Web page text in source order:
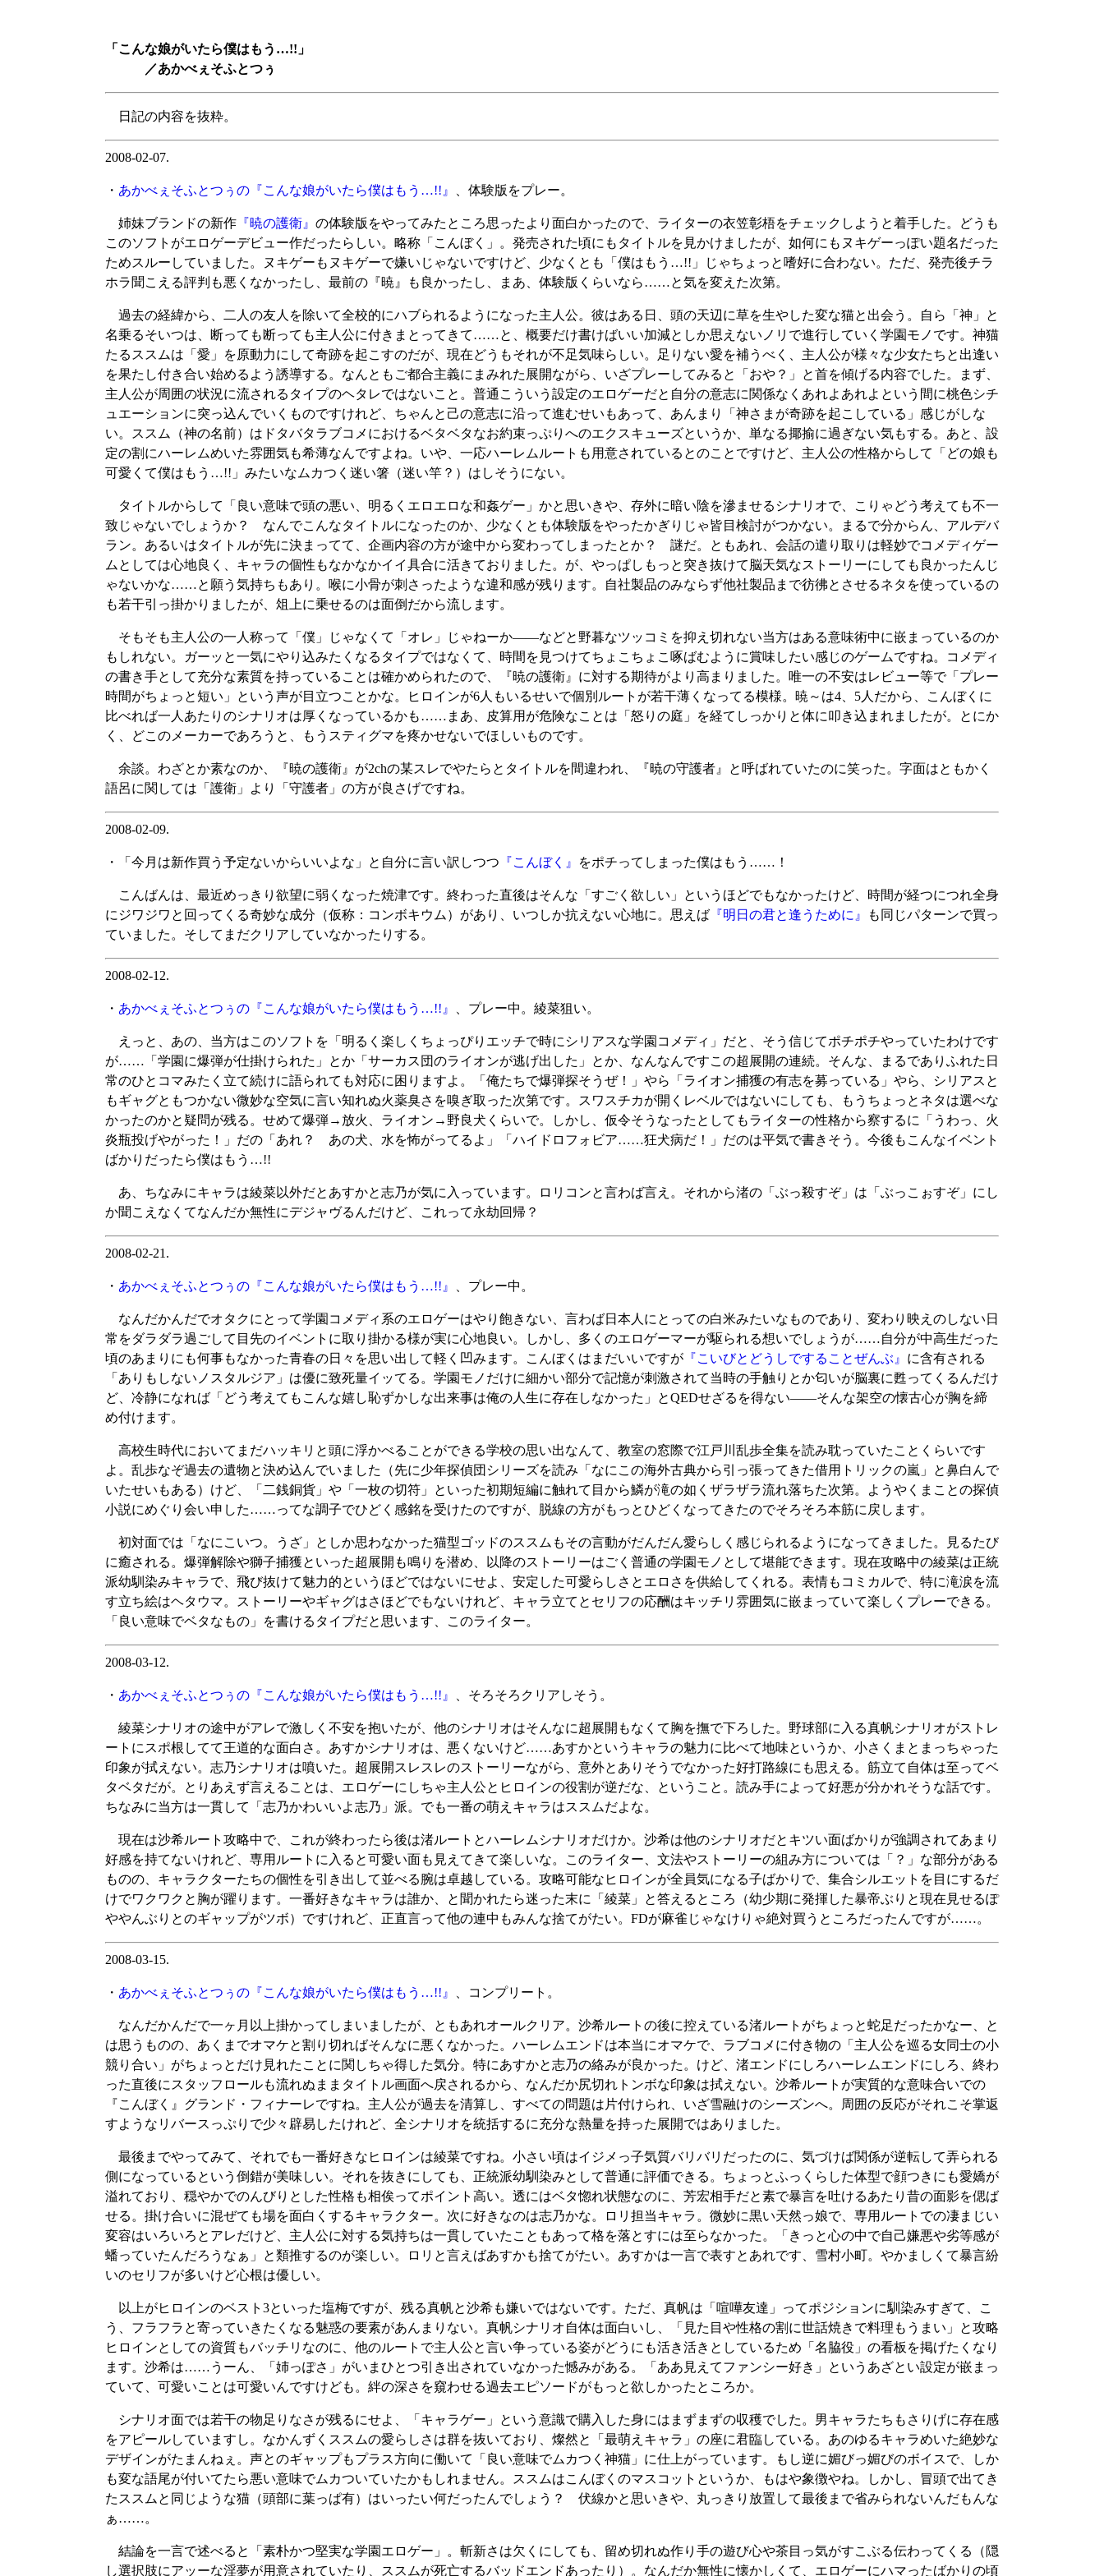
「こんな娘がいたら僕はもう…!!」
／あかべぇそふとつぅ
日記の内容を抜粋。
2008-02-07.
・ あかべぇそふとつぅの『こんな娘がいたら僕はもう…!!』 、体験版をプレー。
姉妹ブランドの新作 『暁の護衛』 の体験版をやってみたところ思ったより面白かったので、ライターの衣笠彰梧をチェックしようと着手した。どうも
このソフトがエロゲーデビュー作だったらしい。略称「こんぼく」。発売された頃にもタイトルを見かけましたが、如何にもヌキゲーっぽい題名だった
ためスルーしていました。ヌキゲーもヌキゲーで嫌いじゃないですけど、少なくとも「僕はもう…!!」じゃちょっと嗜好に合わない。ただ、発売後チラ
ホラ聞こえる評判も悪くなかったし、最前の『暁』も良かったし、まあ、体験版くらいなら……と気を変えた次第。
過去の経緯から、二人の友人を除いて全校的にハブられるようになった主人公。彼はある日、頭の天辺に草を生やした変な猫と出会う。自ら「神」と
名乗るそいつは、断っても断っても主人公に付きまとってきて……と、概要だけ書けばいい加減としか思えないノリで進行していく学園モノです。神猫
たるススムは「愛」を原動力にして奇跡を起こすのだが、現在どうもそれが不足気味らしい。足りない愛を補うべく、主人公が様々な少女たちと出逢い
を果たし付き合い始めるよう誘導する。なんともご都合主義にまみれた展開ながら、いざプレーしてみると「おや？」と首を傾げる内容でした。まず、
主人公が周囲の状況に流されるタイプのヘタレではないこと。普通こういう設定のエロゲーだと自分の意志に関係なくあれよあれよという間に桃色シチ
ュエーションに突っ込んでいくものですけれど、ちゃんと己の意志に沿って進むせいもあって、あんまり「神さまが奇跡を起こしている」感じがしな
い。ススム（神の名前）はドタバタラブコメにおけるベタベタなお約束っぷりへのエクスキューズというか、単なる揶揄に過ぎない気もする。あと、設
定の割にハーレムめいた雰囲気も希薄なんですよね。いや、一応ハーレムルートも用意されているとのことですけど、主人公の性格からして「どの娘も
可愛くて僕はもう…!!」みたいなムカつく迷い箸（迷い竿？）はしそうにない。
タイトルからして「良い意味で頭の悪い、明るくエロエロな和姦ゲー」かと思いきや、存外に暗い陰を滲ませるシナリオで、こりゃどう考えても不一
致じゃないでしょうか？ なんでこんなタイトルになったのか、少なくとも体験版をやったかぎりじゃ皆目検討がつかない。まるで分からん、アルデバ
ラン。あるいはタイトルが先に決まってて、企画内容の方が途中から変わってしまったとか？ 謎だ。ともあれ、会話の遣り取りは軽妙でコメディゲー
ムとしては心地良く、キャラの個性もなかなかイイ具合に活きておりました。が、やっぱしもっと突き抜けて脳天気なストーリーにしても良かったんじ
ゃないかな……と願う気持ちもあり。喉に小骨が刺さったような違和感が残ります。自社製品のみならず他社製品まで彷彿とさせるネタを使っているの
も若干引っ掛かりましたが、俎上に乗せるのは面倒だから流します。
そもそも主人公の一人称って「僕」じゃなくて「オレ」じゃねーか――などと野暮なツッコミを抑え切れない当方はある意味術中に嵌まっているのか
もしれない。ガーッと一気にやり込みたくなるタイプではなくて、時間を見つけてちょこちょこ啄ばむように賞味したい感じのゲームですね。コメディ
の書き手として充分な素質を持っていることは確かめられたので、『暁の護衛』に対する期待がより高まりました。唯一の不安はレビュー等で「プレー
時間がちょっと短い」という声が目立つことかな。ヒロインが6人もいるせいで個別ルートが若干薄くなってる模様。暁～は4、5人だから、こんぼくに
比べれば一人あたりのシナリオは厚くなっているかも……まあ、皮算用が危険なことは「怒りの庭」を経てしっかりと体に叩き込まれましたが。とにか
く、どこのメーカーであろうと、もうスティグマを疼かせないでほしいものです。
余談。わざとか素なのか、『暁の護衛』が2chの某スレでやたらとタイトルを間違われ、『暁の守護者』と呼ばれていたのに笑った。字面はともかく
語呂に関しては「護衛」より「守護者」の方が良さげですね。
2008-02-09.
・「今月は新作買う予定ないからいいよな」と自分に言い訳しつつ 『こんぼく』 をポチってしまった僕はもう……！
こんばんは、最近めっきり欲望に弱くなった焼津です。終わった直後はそんな「すごく欲しい」というほどでもなかったけど、時間が経つにつれ全身
にジワジワと回ってくる奇妙な成分（仮称：コンボキウム）があり、いつしか抗えない心地に。思えば 『明日の君と逢うために』
も同じパターンで買っ
ていました。そしてまだクリアしていなかったりする。
2008-02-12.
・ あかべぇそふとつぅの『こんな娘がいたら僕はもう…!!』 、プレー中。綾菜狙い。
えっと、あの、当方はこのソフトを「明るく楽しくちょっぴりエッチで時にシリアスな学園コメディ」だと、そう信じてポチポチやっていたわけです
が……「学園に爆弾が仕掛けられた」とか「サーカス団のライオンが逃げ出した」とか、なんなんですこの超展開の連続。そんな、まるでありふれた日
常のひとコマみたく立て続けに語られても対応に困りますよ。「俺たちで爆弾探そうぜ！」やら「ライオン捕獲の有志を募っている」やら、シリアスと
もギャグともつかない微妙な空気に言い知れぬ火薬臭さを嗅ぎ取った次第です。スワスチカが開くレベルではないにしても、もうちょっとネタは選べな
かったのかと疑問が残る。せめて爆弾→放火、ライオン→野良犬くらいで。しかし、仮令そうなったとしてもライターの性格から察するに「うわっ、火
炎瓶投げやがった！」だの「あれ？ あの犬、水を怖がってるよ」「ハイドロフォビア……狂犬病だ！」だのは平気で書きそう。今後もこんなイベント
ばかりだったら僕はもう…!!
あ、ちなみにキャラは綾菜以外だとあすかと志乃が気に入っています。ロリコンと言わば言え。それから渚の「ぶっ殺すぞ」は「ぶっこぉすぞ」にし
か聞こえなくてなんだか無性にデジャヴるんだけど、これって永劫回帰？
2008-02-21.
・ あかべぇそふとつぅの『こんな娘がいたら僕はもう…!!』 、プレー中。
なんだかんだでオタクにとって学園コメディ系のエロゲーはやり飽きない、言わば日本人にとっての白米みたいなものであり、変わり映えのしない日
常をダラダラ過ごして目先のイベントに取り掛かる様が実に心地良い。しかし、多くのエロゲーマーが駆られる想いでしょうが……自分が中高生だった
頃のあまりにも何事もなかった青春の日々を思い出して軽く凹みます。こんぼくはまだいいですが 『こいびとどうしですることぜんぶ』 に含有される
「ありもしないノスタルジア」は優に致死量イッてる。学園モノだけに細かい部分で記憶が刺激されて当時の手触りとか匂いが脳裏に甦ってくるんだけ
ど、冷静になれば「どう考えてもこんな嬉し恥ずかしな出来事は俺の人生に存在しなかった」とQEDせざるを得ない――そんな架空の懐古心が胸を締
め付けます。
高校生時代においてまだハッキリと頭に浮かべることができる学校の思い出なんて、教室の窓際で江戸川乱歩全集を読み耽っていたことくらいです
よ。乱歩なぞ過去の遺物と決め込んでいました（先に少年探偵団シリーズを読み「なにこの海外古典から引っ張ってきた借用トリックの嵐」と鼻白んで
いたせいもある）けど、「二銭銅貨」や「一枚の切符」といった初期短編に触れて目から鱗が滝の如くザラザラ流れ落ちた次第。ようやくまことの探偵
小説にめぐり会い申した……ってな調子でひどく感銘を受けたのですが、脱線の方がもっとひどくなってきたのでそろそろ本筋に戻します。
初対面では「なにこいつ。うざ」としか思わなかった猫型ゴッドのススムもその言動がだんだん愛らしく感じられるようになってきました。見るたび
に癒される。爆弾解除や獅子捕獲といった超展開も鳴りを潜め、以降のストーリーはごく普通の学園モノとして堪能できます。現在攻略中の綾菜は正統
派幼馴染みキャラで、飛び抜けて魅力的というほどではないにせよ、安定した可愛らしさとエロさを供給してくれる。表情もコミカルで、特に滝涙を流
す立ち絵はヘタウマ。ストーリーやギャグはさほどでもないけれど、キャラ立てとセリフの応酬はキッチリ雰囲気に嵌まっていて楽しくプレーできる。
「良い意味でベタなもの」を書けるタイプだと思います、このライター。
2008-03-12.
・ あかべぇそふとつぅの『こんな娘がいたら僕はもう…!!』 、そろそろクリアしそう。
綾菜シナリオの途中がアレで激しく不安を抱いたが、他のシナリオはそんなに超展開もなくて胸を撫で下ろした。野球部に入る真帆シナリオがストレ
ートにスポ根してて王道的な面白さ。あすかシナリオは、悪くないけど……あすかというキャラの魅力に比べて地味というか、小さくまとまっちゃった
印象が拭えない。志乃シナリオは噴いた。超展開スレスレのストーリーながら、意外とありそうでなかった好打路線にも思える。筋立て自体は至ってベ
タベタだが。とりあえず言えることは、エロゲーにしちゃ主人公とヒロインの役割が逆だな、ということ。読み手によって好悪が分かれそうな話です。
ちなみに当方は一貫して「志乃かわいいよ志乃」派。でも一番の萌えキャラはススムだよな。
現在は沙希ルート攻略中で、これが終わったら後は渚ルートとハーレムシナリオだけか。沙希は他のシナリオだとキツい面ばかりが強調されてあまり
好感を持てないけれど、専用ルートに入ると可愛い面も見えてきて楽しいな。このライター、文法やストーリーの組み方については「？」な部分がある
ものの、キャラクターたちの個性を引き出して並べる腕は卓越している。攻略可能なヒロインが全員気になる子ばかりで、集合シルエットを目にするだ
けでワクワクと胸が躍ります。一番好きなキャラは誰か、と聞かれたら迷った末に「綾菜」と答えるところ（幼少期に発揮した暴帝ぶりと現在見せるぽ
ややんぶりとのギャップがツボ）ですけれど、正直言って他の連中もみんな捨てがたい。FDが麻雀じゃなけりゃ絶対買うところだったんですが……。
2008-03-15.
・ あかべぇそふとつぅの『こんな娘がいたら僕はもう…!!』 、コンプリート。
なんだかんだで一ヶ月以上掛かってしまいましたが、ともあれオールクリア。沙希ルートの後に控えている渚ルートがちょっと蛇足だったかなー、と
は思うものの、あくまでオマケと割り切ればそんなに悪くなかった。ハーレムエンドは本当にオマケで、ラブコメに付き物の「主人公を巡る女同士の小
競り合い」がちょっとだけ見れたことに関しちゃ得した気分。特にあすかと志乃の絡みが良かった。けど、渚エンドにしろハーレムエンドにしろ、終わ
った直後にスタッフロールも流れぬままタイトル画面へ戻されるから、なんだか尻切れトンボな印象は拭えない。沙希ルートが実質的な意味合いでの
『こんぼく』グランド・フィナーレですね。主人公が過去を清算し、すべての問題は片付けられ、いざ雪融けのシーズンへ。周囲の反応がそれこそ掌返
すようなリバースっぷりで少々辟易したけれど、全シナリオを統括するに充分な熱量を持った展開ではありました。
最後までやってみて、それでも一番好きなヒロインは綾菜ですね。小さい頃はイジメっ子気質バリバリだったのに、気づけば関係が逆転して弄られる
側になっているという倒錯が美味しい。それを抜きにしても、正統派幼馴染みとして普通に評価できる。ちょっとふっくらした体型で顔つきにも愛嬌が
溢れており、穏やかでのんびりとした性格も相俟ってポイント高い。透にはベタ惚れ状態なのに、芳宏相手だと素で暴言を吐けるあたり昔の面影を偲ば
せる。掛け合いに混ぜても場を面白くするキャラクター。次に好きなのは志乃かな。ロリ担当キャラ。微妙に黒い天然っ娘で、専用ルートでの凄まじい
変容はいろいろとアレだけど、主人公に対する気持ちは一貫していたこともあって格を落とすには至らなかった。「きっと心の中で自己嫌悪や劣等感が
蟠っていたんだろうなぁ」と類推するのが楽しい。ロリと言えばあすかも捨てがたい。あすかは一言で表すとあれです、雪村小町。やかましくて暴言紛
いのセリフが多いけど心根は優しい。
以上がヒロインのベスト3といった塩梅ですが、残る真帆と沙希も嫌いではないです。ただ、真帆は「喧嘩友達」ってポジションに馴染みすぎて、こ
う、フラフラと寄っていきたくなる魅惑の要素があんまりない。真帆シナリオ自体は面白いし、「見た目や性格の割に世話焼きで料理もうまい」と攻略
ヒロインとしての資質もバッチリなのに、他のルートで主人公と言い争っている姿がどうにも活き活きとしているため「名脇役」の看板を掲げたくなり
ます。沙希は……うーん、「姉っぽさ」がいまひとつ引き出されていなかった憾みがある。「ああ見えてファンシー好き」というあざとい設定が嵌まっ
ていて、可愛いことは可愛いんですけども。絆の深さを窺わせる過去エピソードがもっと欲しかったところか。
シナリオ面では若干の物足りなさが残るにせよ、「キャラゲー」という意識で購入した身にはまずまずの収穫でした。男キャラたちもさりげに存在感
をアピールしていますし。なかんずくススムの愛らしさは群を抜いており、燦然と「最萌えキャラ」の座に君臨している。あのゆるキャラめいた絶妙な
デザインがたまんねぇ。声とのギャップもプラス方向に働いて「良い意味でムカつく神猫」に仕上がっています。もし逆に媚びっ媚びのボイスで、しか
も変な語尾が付いてたら悪い意味でムカついていたかもしれません。ススムはこんぼくのマスコットというか、もはや象徴やね。しかし、冒頭で出てき
たススムと同じような猫（頭部に葉っぱ有）はいったい何だったんでしょう？ 伏線かと思いきや、丸っきり放置して最後まで省みられないんだもんな
ぁ……。
結論を一言で述べると「素朴かつ堅実な学園エロゲー」。斬新さは欠くにしても、留め切れぬ作り手の遊び心や茶目っ気がすこぶる伝わってくる（隠
し選択肢にアッーな淫夢が用意されていたり、ススムが死亡するバッドエンドあったり）。なんだか無性に懐かしくて、エロゲーにハマったばかりの頃